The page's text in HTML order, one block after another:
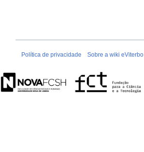
Política de privacidade Sobre a wiki eViterbo